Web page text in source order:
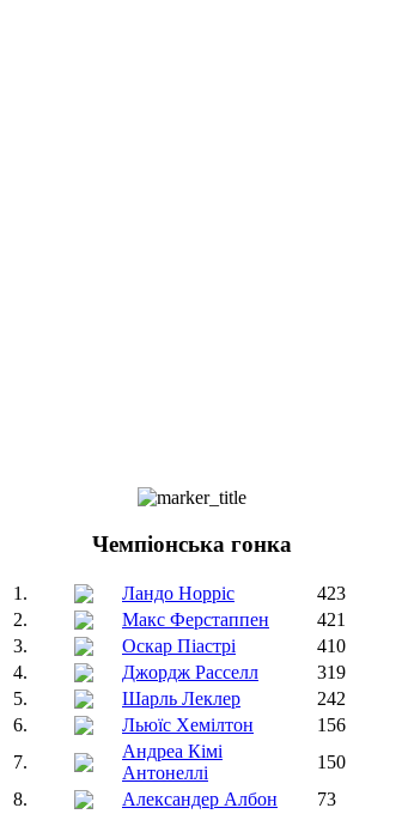
Чемпіонська гонка
1. Ландо Норріс
423
2.
Макс Ферстаппен
421
3.
Оскар Піастрі
410
4.
Джордж Расселл
319
5.
Шарль Леклер
242
6.
Льюїс Хемілтон
156
7.
Андреа Кімі
Антонеллі
150
8.
Александер Албон
73